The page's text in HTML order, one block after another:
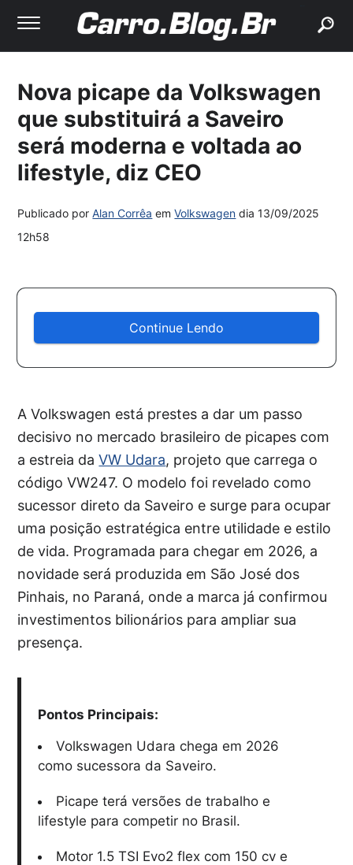
Nova picape da Volkswagen
que substituirá a Saveiro
será moderna e voltada ao
lifestyle, diz CEO
Publicado porAlan Corrêa emVolkswagen dia13/09/2025
12h58
Continue Lendo
A Volkswagen está prestes a dar um passo
decisivo no mercado brasileiro de picapes com
a estreia daVW Udara, projeto que carrega o
código VW247. O modelo foi revelado como
sucessor direto da Saveiro e surge para ocupar
uma posição estratégica entre utilidade e estilo
de vida. Programada para chegar em 2026, a
novidade será produzida em São José dos
Pinhais, no Paraná, onde a marca já confirmou
investimentos bilionários para ampliar sua
presença.
Pontos Principais:
Volkswagen Udara chega em 2026
como sucessora da Saveiro.
Picape terá versões de trabalho e
lifestyle para competir no Brasil.
Motor 1.5 TSI Evo2 flex com 150 cv e